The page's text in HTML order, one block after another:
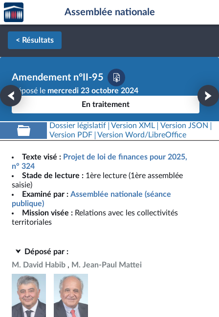
Aller au contenu
Aller en bas de la page
Accèder
à la
page
d'accueil
Assemblée nationale
< Résultats
Amendement n°II-95
Déposé le mercredi 23 octobre 2024
En traitement
Dossier législatif Version XML
Version JSON
Version PDF
Version Word/LibreOffice
Texte visé : Projet de loi de finances pour 2025,
n° 324
Stade de lecture : 1ère lecture (1ère assemblée
saisie)
Examiné par : Assemblée nationale (séance
publique)
Mission visée : Relations avec les collectivités
territoriales
Déposé par :
M. David Habib
M. Jean-Paul Mattei